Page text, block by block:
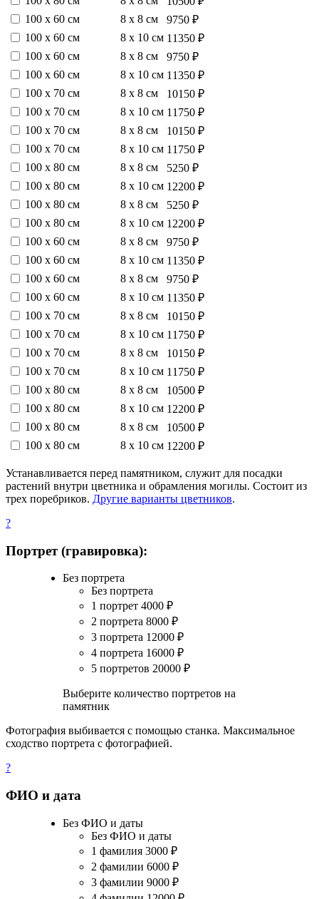
100 х 60 см
8 х 8 см
9750 ₽
100 х 60 см
8 х 10 см 11350 ₽
100 х 60 см
8 х 8 см
9750 ₽
100 х 60 см
8 х 10 см 11350 ₽
100 х 70 см
8 х 8 см
10150 ₽
100 х 70 см
8 х 10 см 11750 ₽
100 х 70 см
8 х 8 см
10150 ₽
100 х 70 см
8 х 10 см 11750 ₽
100 х 80 см
8 х 8 см
5250 ₽
100 х 80 см
8 х 10 см 12200 ₽
100 х 80 см
8 х 8 см
5250 ₽
100 х 80 см
8 х 10 см 12200 ₽
100 х 60 см
8 х 8 см
9750 ₽
100 х 60 см
8 х 10 см 11350 ₽
100 х 60 см
8 х 8 см
9750 ₽
100 х 60 см
8 х 10 см 11350 ₽
100 х 70 см
8 х 8 см
10150 ₽
100 х 70 см
8 х 10 см 11750 ₽
100 х 70 см
8 х 8 см
10150 ₽
100 х 70 см
8 х 10 см 11750 ₽
100 х 80 см
8 х 8 см
10500 ₽
100 х 80 см
8 х 10 см 12200 ₽
100 х 80 см
8 х 8 см
10500 ₽
100 х 80 см
8 х 10 см 12200 ₽
Устанавливается перед памятником, служит для посадки
растений внутри цветника и обрамления могилы. Состоит из
трех поребриков. Другие варианты цветников.
?
Портрет (гравировка):
Без портрета
Без портрета
1 портрет 4000 ₽
2 портрета 8000 ₽
3 портрета 12000 ₽
4 портрета 16000 ₽
5 портретов 20000 ₽
Выберите количество портретов на
памятник
Фотография выбивается с помощью станка. Максимальное
сходство портрета с фотографией.
?
ФИО и дата
Без ФИО и даты
Без ФИО и даты
1 фамилия 3000 ₽
2 фамилии 6000 ₽
3 фамилии 9000 ₽